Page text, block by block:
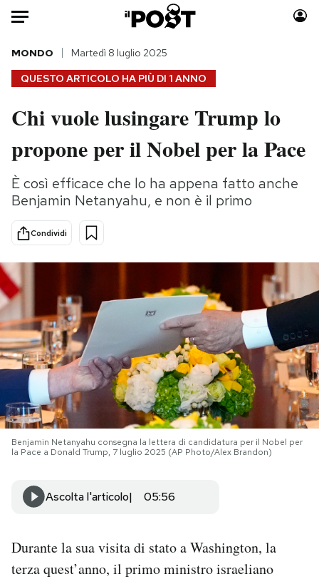
Auto
HOME
Italia
Politica
Tecnologia
Internet
Scienza
Cultura
Economia
Moda
Consumismi
Storie/Idee
Ok Boomer!
Altrecose
Mondiali calcio 2026
PODCAST
NEWSLETTER
I MIEI PREFERITI
SHOP
QUESTO ARTICOLO HA PIÙ DI 1 ANNO
MONDO Martedì 8 luglio 2025
Chi vuole lusingare Trump lo
propone per il Nobel per la Pace
È così efficace che lo ha appena fatto anche
Benjamin Netanyahu, e non è il primo
Condividi
Benjamin Netanyahu consegna la lettera di candidatura per il Nobel per
la Pace a Donald Trump, 7 luglio 2025 (AP Photo/Alex Brandon)
Ascolta l'articolo 05:56
Durante la sua visita di stato a Washington, la
terza quest’anno, il primo ministro israeliano